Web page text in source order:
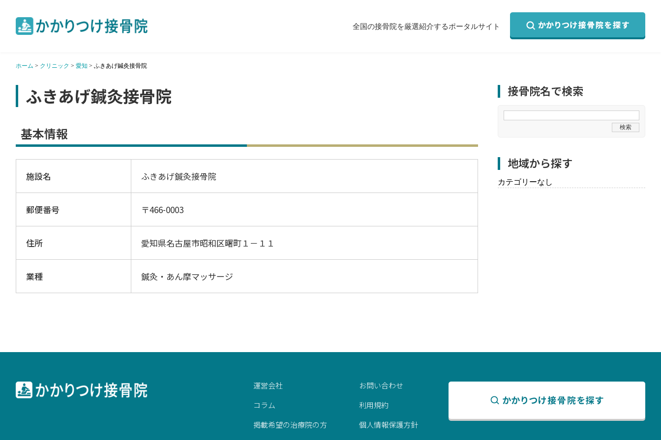
全国の接骨院を厳選紹介するポータルサイト
ホーム > クリニック > 愛知 > ふきあげ鍼灸接骨院
ふきあげ鍼灸接骨院
基本情報
施設名 ふきあげ鍼灸接骨院
郵便番号 〒466-0003
住所 愛知県名古屋市昭和区曙町１－１１
業種 鍼灸・あん摩マッサージ
接骨院名で検索
地域から探す
カテゴリーなし
運営会社
コラム
掲載希望の治療院の方
お問い合わせ
利用規約
個人情報保護方針